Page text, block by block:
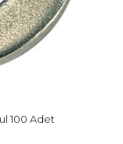
100 Adet